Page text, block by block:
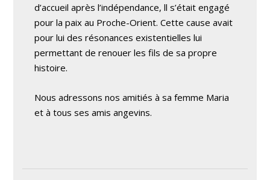
d’accueil après l’indépendance, ll s’était engagé
pour la paix au Proche-Orient. Cette cause avait
pour lui des résonances existentielles lui
permettant de renouer les fils de sa propre
histoire.
Nous adressons nos amitiés à sa femme Maria
et à tous ses amis angevins.